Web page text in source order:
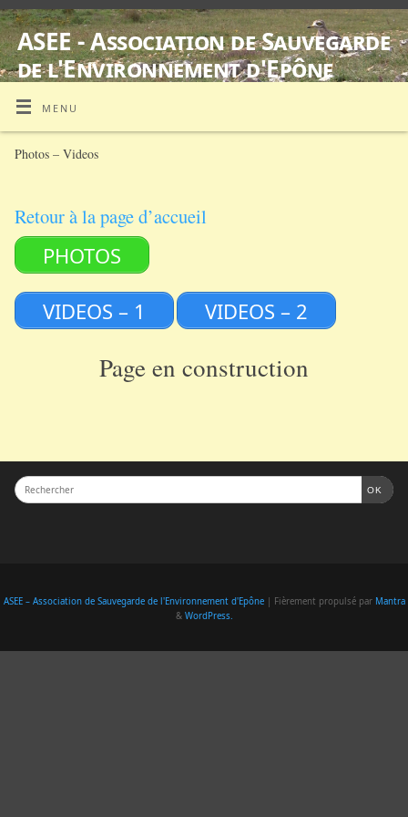
ASEE - Association de Sauvegarde
de l'Environnement d'Epône
MENU
Photos – Videos
Retour à la page d’accueil
PHOTOS
VIDEOS – 1 VIDEOS – 2
Page en construction
OK
ASEE – Association de Sauvegarde de l'Environnement d'Epône| Fièrement propulsé par Mantra
& WordPress.